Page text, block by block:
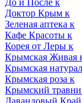
До и После к
Доктор Крым к
Зеленая аптека к
Кафе Красоты к
Корея от Леры к
Крымская Живая
Крымская
Крымская роза к
Крымский
Лавандовый